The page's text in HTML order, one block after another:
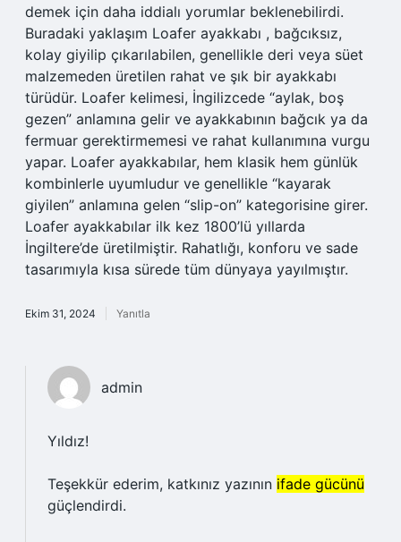
demek için daha iddialı yorumlar beklenebilirdi.
Buradaki yaklaşım Loafer ayakkabı , bağcıksız,
kolay giyilip çıkarılabilen, genellikle deri veya süet
malzemeden üretilen rahat ve şık bir ayakkabı
türüdür. Loafer kelimesi, İngilizcede “aylak, boş
gezen” anlamına gelir ve ayakkabının bağcık ya da
fermuar gerektirmemesi ve rahat kullanımına vurgu
yapar. Loafer ayakkabılar, hem klasik hem günlük
kombinlerle uyumludur ve genellikle “kayarak
giyilen” anlamına gelen “slip-on” kategorisine girer.
Loafer ayakkabılar ilk kez 1800’lü yıllarda
İngiltere’de üretilmiştir. Rahatlığı, konforu ve sade
tasarımıyla kısa sürede tüm dünyaya yayılmıştır.
Ekim 31, 2024 Yanıtla
admin
Yıldız!
Teşekkür ederim, katkınız yazının ifade gücünü
güçlendirdi.